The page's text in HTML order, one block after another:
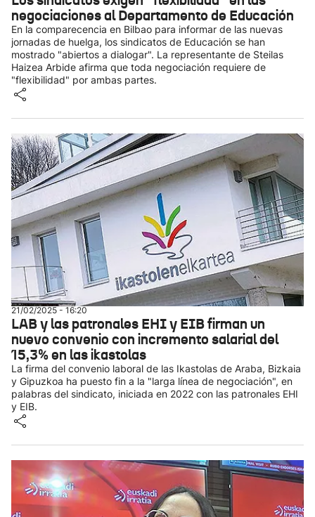
negociaciones al Departamento de Educación
En la comparecencia en Bilbao para informar de las nuevas
jornadas de huelga, los sindicatos de Educación se han
mostrado "abiertos a dialogar". La representante de Steilas
Haizea Arbide afirma que toda negociación requiere de
"flexibilidad" por ambas partes.
21/02/2025 - 16:20
LAB y las patronales EHI y EIB firman un
nuevo convenio con incremento salarial del
15,3% en las ikastolas
La firma del convenio laboral de las Ikastolas de Araba, Bizkaia
y Gipuzkoa ha puesto fin a la "larga línea de negociación", en
palabras del sindicato, iniciada en 2022 con las patronales EHI
y EIB.